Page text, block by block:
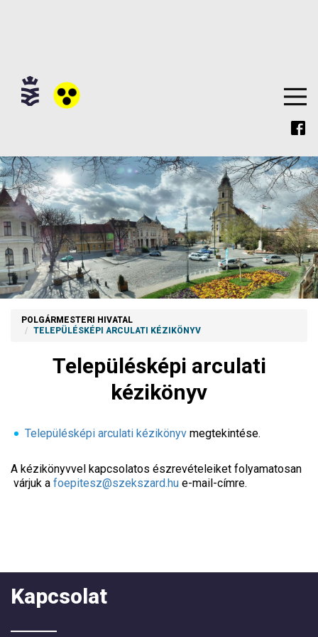
POLGÁRMESTERI HIVATAL
TELEPÜLÉSKÉPI ARCULATI KÉZIKÖNYV
Településképi arculati
kézikönyv
Településképi arculati kézikönyv megtekintése.
A kézikönyvvel kapcsolatos észrevételeiket folyamatosan
várjuk a foepitesz@szekszard.hu e-mail-címre.
Kapcsolat